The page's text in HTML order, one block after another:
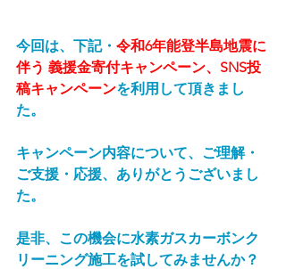
今回は、下記・ 令和6年能登半島地震に
伴う 義援金寄付キャンペーン、SNS投
稿キャンペーンを利用して頂きまし
た。
キャンペーン内容について、ご理解・
ご支援・応援、ありがとうございまし
た。
是非、この機会に水素ガスカーボンク
リーニング施工を試してみませんか？